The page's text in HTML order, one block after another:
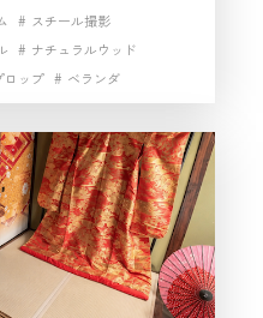
ンが残り、昭和の暮らしや東京
ます。1階の和室とキッチン、
トレート、商品撮影、コスプ
広い撮影に対応。月島駅から
しい生活感や物語性を重視する
です。
スチール撮影
ナチュラルウッド
ロップ
ベランダ
動画撮影
家具・小物充実
昭和レトロスタジオ
生活シーン
生活雑貨完備
都心の隠れ家
階段